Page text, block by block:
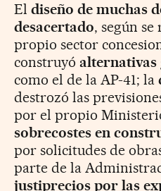
El diseño de muchas
desacertado, según se
propio sector
construyó alternativas
como el de la AP-41; la
destrozó las
por el propio
sobrecostes en
por solicitudes de
parte de la
justiprecios por las